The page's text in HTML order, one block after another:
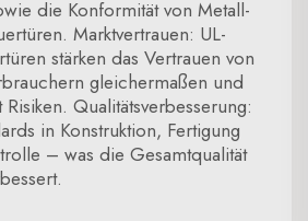
die Konformität von Metall-
Marktvertrauen: UL-
stärken das Vertrauen von
gleichermaßen und
Qualitätsverbesserung:
in Konstruktion, Fertigung
– was die Gesamtqualität